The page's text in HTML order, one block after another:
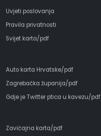
Uvjeti poslovanja
Pravila privatnosti
Svijet karta/pdf
Auto karta Hrvatske/pdf
Zagrebačka županija/pdf
Gdje je Twitter ptica u kavezu/pdf
Zavičajna karta/pdf